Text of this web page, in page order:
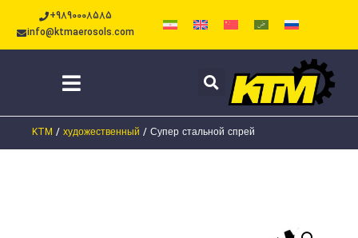
+9890008585
info@ktmaerosols.com
KTM / художественный / Супер стальной спрей